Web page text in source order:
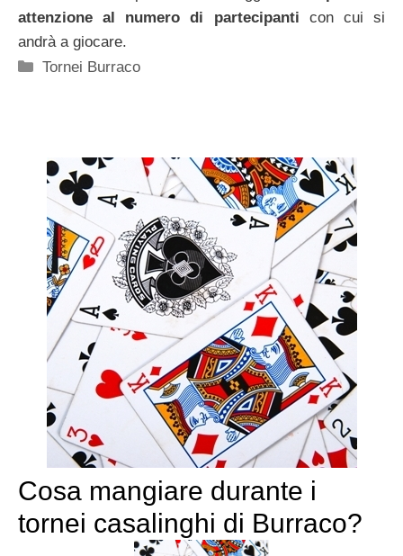
attenzione al numero di partecipanti con cui si
andrà a giocare.
Categorie
Tornei Burraco
Cosa mangiare durante i
tornei casalinghi di Burraco?